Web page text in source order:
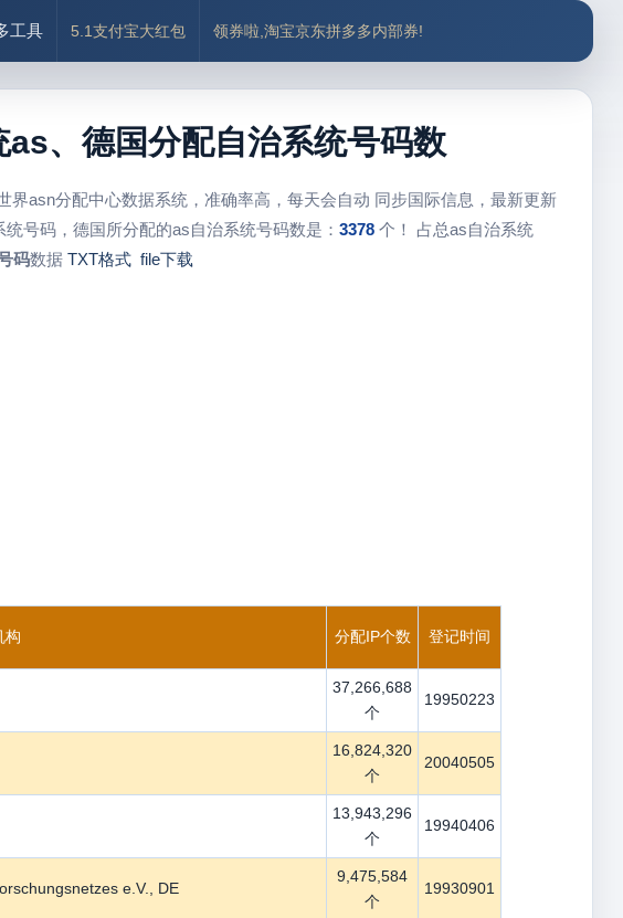
工具 5.1支付宝大红包 领券啦,淘宝京东拼多多内部券!
、德国分配自治系统号码数
asn分配中心数据系统，准确率高，每天会自动 同步国际信息，最新更新
号码，德国所分配的as自治系统号码数是： 3378个！ 占总as自治系统
码数据 TXT格式 file下载
构 分配IP个数 登记时间
37,266,688
个
19950223
16,824,320
个
20040505
13,943,296
个
19940406
e.V., DE
9,475,584
个
19930901